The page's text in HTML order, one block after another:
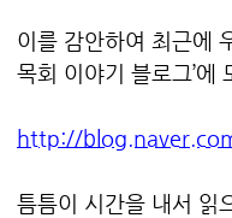
이를 감안하여 최근에
목회 이야기 블로그’에
http://
틈틈이 시간을 내서 읽